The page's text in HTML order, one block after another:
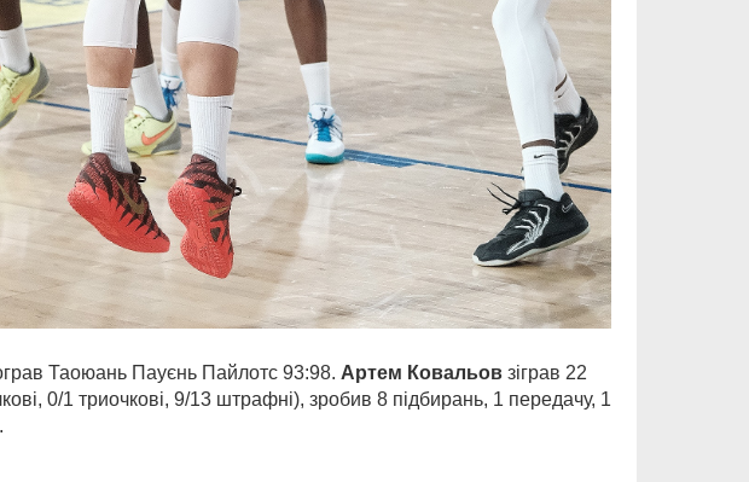
Таоюань Пауєнь Пайлотс 93:98. Артем Ковальов зіграв 22
0/1 триочкові, 9/13 штрафні), зробив 8 підбирань, 1 передачу, 1